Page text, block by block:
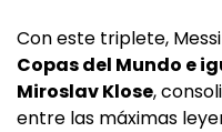
Con este triplete,
Copas del Mundo e
Miroslav Klose,
entre las máximas